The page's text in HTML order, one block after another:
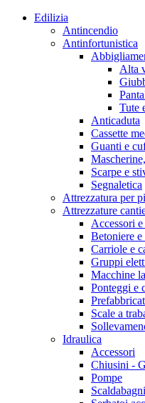
Edilizia
Antincendio
Antinfortunistica
Alta
Tute
Anticaduta
Cassette
Guanti e
Scarpe e
Segnaletica
Attrezzatura per
Attrezzature
Accessori
Betoniere e
Carriole e
Gruppi
Macchine
Ponteggi e
Scale a
Idraulica
Accessori
Chiusini -
Pompe